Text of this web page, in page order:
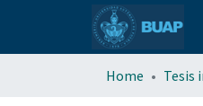
Home Tesis